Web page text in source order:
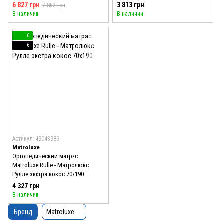
6 827 грн 7 852 грн
В наличии
3 813 грн
В наличии
6
6
Артикул: 49043989
Matroluxe
Ортопедический матрас
Matroluxe Rulle - Матролюкс
Рулле экстра кокос 70x190
4 327 грн
В наличии
Бренд Matroluxe